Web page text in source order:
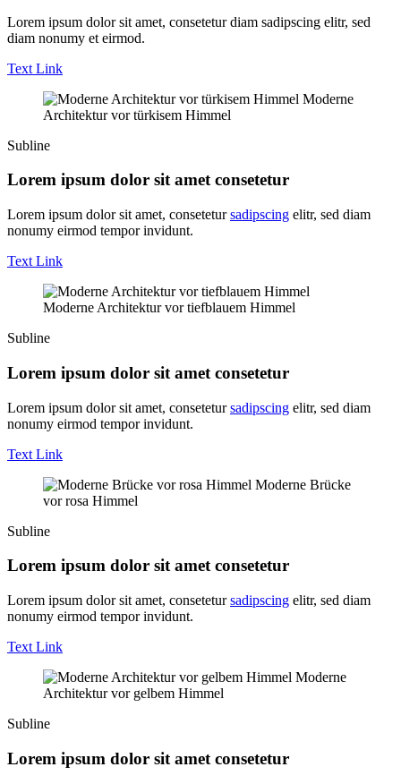
Lorem ipsum dolor sit amet, consetetur diam sadipscing elitr, sed
diam nonumy et eirmod.
Text Link
Moderne
Architektur vor türkisem Himmel
Subline
Lorem ipsum dolor sit amet consetetur
Lorem ipsum dolor sit amet, consetetursadipscing elitr, sed diam
nonumy eirmod tempor invidunt.
Text Link
Moderne Architektur vor tiefblauem Himmel
Subline
Lorem ipsum dolor sit amet consetetur
Lorem ipsum dolor sit amet, consetetursadipscing elitr, sed diam
nonumy eirmod tempor invidunt.
Text Link
Moderne Brücke
vor rosa Himmel
Subline
Lorem ipsum dolor sit amet consetetur
Lorem ipsum dolor sit amet, consetetursadipscing elitr, sed diam
nonumy eirmod tempor invidunt.
Text Link
Moderne
Architektur vor gelbem Himmel
Subline
Lorem ipsum dolor sit amet consetetur